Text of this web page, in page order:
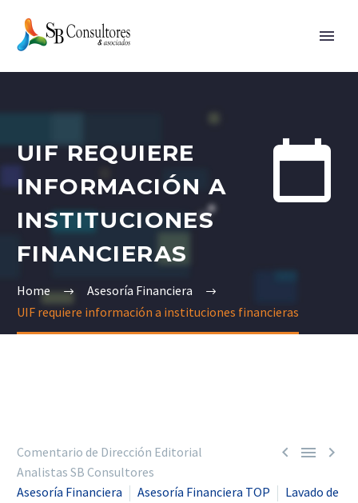


UIF REQUIERE
INFORMACIÓN A
INSTITUCIONES
FINANCIERAS
Home
Asesoría Financiera
UIF requiere información a instituciones financieras
  
Comentario de Dirección Editorial
Analistas SB Consultores
Asesoría Financiera
Asesoría Financiera TOP
Lavado de